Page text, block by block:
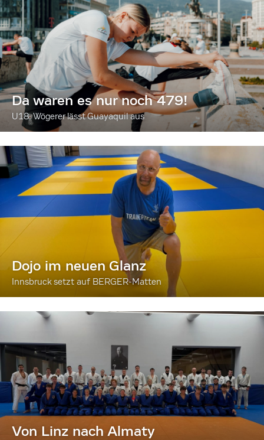
Da waren es nur noch 479!
U18: Wögerer lässt Guayaquil aus
Dojo im neuen Glanz
Innsbruck setzt auf BERGER-Matten
Von Linz nach Almaty